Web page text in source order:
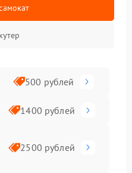
500 рублей
1400 рублей
2500 рублей